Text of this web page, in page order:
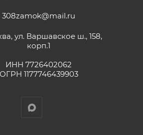
308zamok@mail.ru
ул. Варшавское ш., 158,
корп.1
ИНН 7726402062
ОГРН 1177746439903